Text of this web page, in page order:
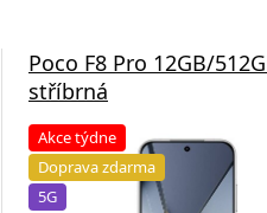
Poco F8 Pro 12GB/
stříbrná
Akce týdne
Doprava zdarma
5G